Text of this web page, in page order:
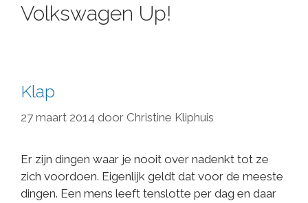
Volkswagen Up!
Klap
27 maart 2014 door Christine Kliphuis
Er zijn dingen waar je nooit over nadenkt tot ze
zich voordoen. Eigenlijk geldt dat voor de meeste
dingen. Een mens leeft tenslotte per dag en daar